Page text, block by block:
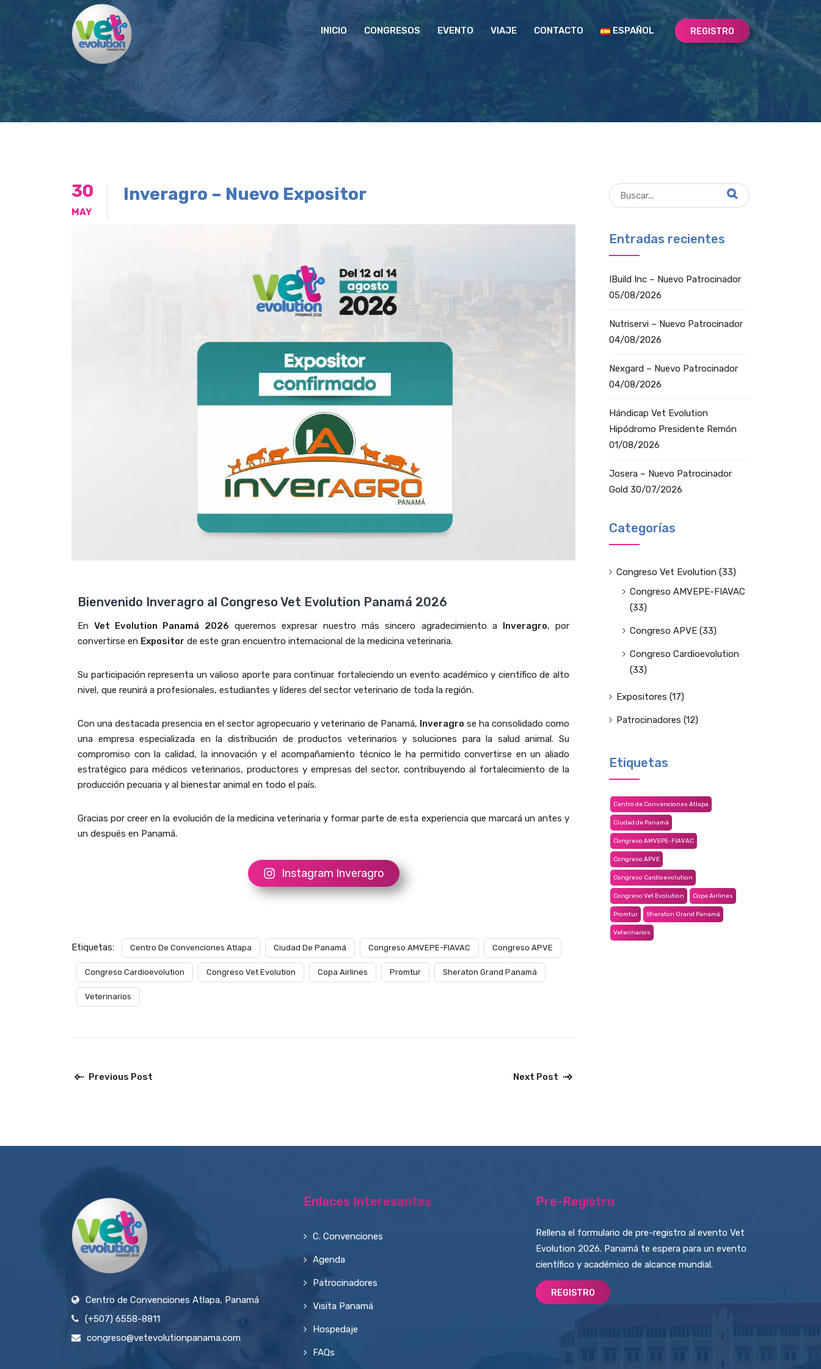
REGISTRO
INICIO CONGRESOS EVENTO VIAJE CONTACTO ESPAÑOL
30
MAY
Inveragro – Nuevo Expositor
Bienvenido Inveragro al Congreso Vet Evolution Panamá 2026
EnVet Evolution Panamá 2026 queremos expresar nuestro más sincero agradecimiento a Inveragro, por
convertirse en Expositor de este gran encuentro internacional de la medicina veterinaria.
Su participación representa un valioso aporte para continuar fortaleciendo un evento académico y científico de alto
nivel, que reunirá a profesionales, estudiantes y líderes del sector veterinario de toda la región.
Con una destacada presencia en el sector agropecuario y veterinario de Panamá, Inveragro se ha consolidado como
una empresa especializada en la distribución de productos veterinarios y soluciones para la salud animal. Su
compromiso con la calidad, la innovación y el acompañamiento técnico le ha permitido convertirse en un aliado
estratégico para médicos veterinarios, productores y empresas del sector, contribuyendo al fortalecimiento de la
producción pecuaria y al bienestar animal en todo el país.
Gracias por creer en la evolución de la medicina veterinaria y formar parte de esta experiencia que marcará un antes y
un después en Panamá.
Instagram Inveragro
Etiquetas: Centro De Convenciones Atlapa Ciudad De Panamá Congreso AMVEPE-FIAVAC Congreso APVE
Congreso Cardioevolution Congreso Vet Evolution Copa Airlines Promtur Sheraton Grand Panamá
Veterinarios
Previous Post Next Post
Entradas recientes
IBuild Inc – Nuevo Patrocinador
05/08/2026
Nutriservi – Nuevo Patrocinador
04/08/2026
Nexgard – Nuevo Patrocinador
04/08/2026
Hándicap Vet Evolution
Hipódromo Presidente Remón
01/08/2026
Josera – Nuevo Patrocinador
Gold 30/07/2026
Categorías
Congreso Vet Evolution (33)
Congreso AMVEPE-FIAVAC
(33)
Congreso APVE (33)
Congreso Cardioevolution
(33)
Expositores (17)
Patrocinadores (12)
Etiquetas
Centro de Convenciones Atlapa
Ciudad de Panamá
Congreso AMVEPE-FIAVAC
Congreso APVE
Congreso Cardioevolution
Congreso Vet Evolution Copa Airlines
Promtur Sheraton Grand Panamá
Veterinarios
Centro de Convenciones Atlapa, Panamá
(+507) 6558-8811
congreso@vetevolutionpanama.com
Enlaces Interesantes
C. Convenciones
Agenda
Patrocinadores
Visita Panamá
Hospedaje
FAQs
Pre-Registro
Rellena el formulario de pre-registro al evento Vet
Evolution 2026. Panamá te espera para un evento
científico y académico de alcance mundial.
REGISTRO